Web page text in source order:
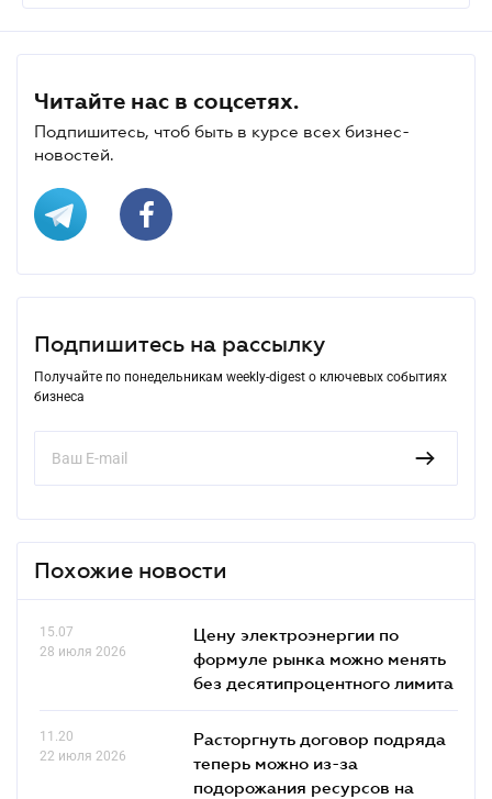
Читайте нас в соцсетях.
Подпишитесь, чтоб быть в курсе всех бизнес-
новостей.
Подпишитесь на рассылку
Получайте по понедельникам weekly-digest о ключевых событиях
бизнеса
Похожие новости
15.07
28 июля 2026
Цену электроэнергии по
формуле рынка можно менять
без десятипроцентного лимита
11.20
22 июля 2026
Расторгнуть договор подряда
теперь можно из-за
подорожания ресурсов на